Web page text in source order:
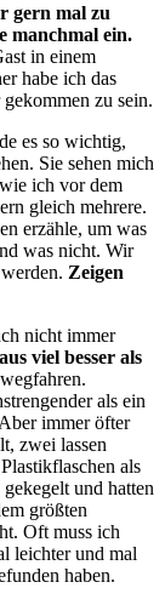
gern mal zu
manchmal ein.
in einem
habe ich das
zu sein.
es so wichtig,
Sie sehen mich
ich vor dem
gleich mehrere.
erzähle, um was
was nicht. Wir
Zeigen
nicht immer
viel besser als
als ein
immer öfter
zwei lassen
als
und hatten
größten
Oft muss ich
leichter und mal
haben.